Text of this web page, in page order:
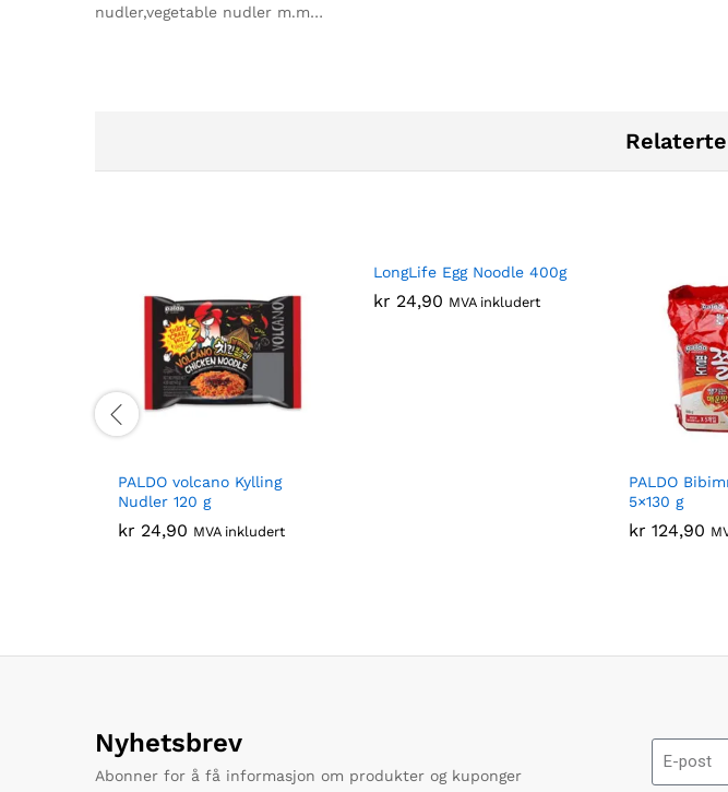
nudler,vegetable nudler m.m…
PALDO volcano Kylling
Nudler 120 g
kr 24,90 MVA inkludert
LongLife Egg Noodle 400g
kr 24,90 MVA inkludert
PALDO
5×130 g
kr 124,90
Nyhetsbrev
Abonner for å få informasjon om produkter og kuponger